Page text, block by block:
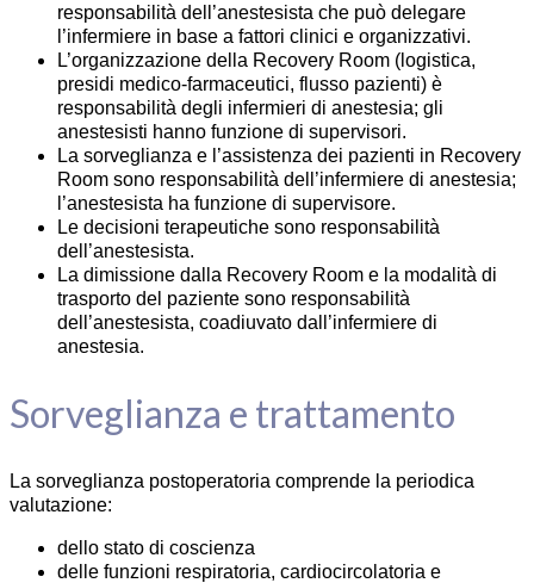
responsabilità dell’anestesista che può delegare
l’infermiere in base a fattori clinici e organizzativi.
L’organizzazione della Recovery Room (logistica,
presidi medico-farmaceutici, flusso pazienti) è
responsabilità degli infermieri di anestesia; gli
anestesisti hanno funzione di supervisori.
La sorveglianza e l’assistenza dei pazienti in Recovery
Room sono responsabilità dell’infermiere di anestesia;
l’anestesista ha funzione di supervisore.
Le decisioni terapeutiche sono responsabilità
dell’anestesista.
La dimissione dalla Recovery Room e la modalità di
trasporto del paziente sono responsabilità
dell’anestesista, coadiuvato dall’infermiere di
anestesia.
Sorveglianza e trattamento
La sorveglianza postoperatoria comprende la periodica
valutazione:
dello stato di coscienza
delle funzioni respiratoria, cardiocircolatoria e